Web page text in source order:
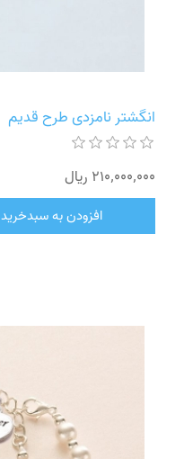
انگشتر نامزدی طرح قدیم
210٬000٬000 ریال
افزودن به سبدخرید